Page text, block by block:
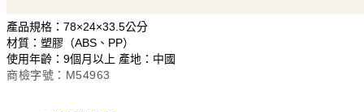
產品規格：78×24×33.5公分
材質：塑膠（ABS、PP）
使用年齡：9個月以上 產地：中國
商檢字號：M54963